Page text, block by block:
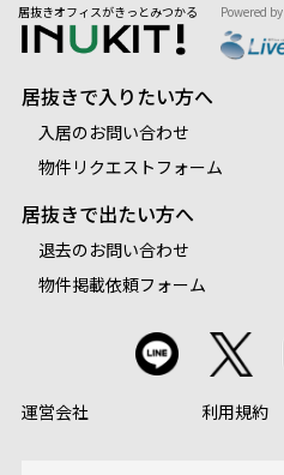
居抜きオフィスがきっとみつかる Powered by
居抜きで入りたい方へ
入居のお問い合わせ
物件リクエストフォーム
居抜きで出たい方へ
退去のお問い合わせ
物件掲載依頼フォーム
運営会社 利用規約